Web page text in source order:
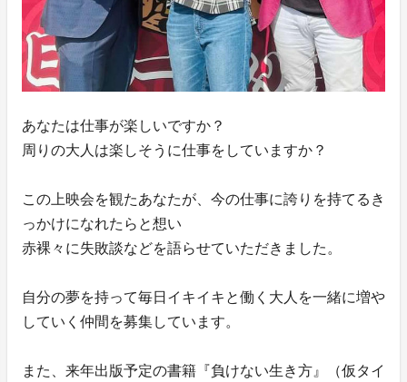
あなたは仕事が楽しいですか？
周りの大人は楽しそうに仕事をしていますか？
この上映会を観たあなたが、今の仕事に誇りを持てるき
っかけになれたらと想い
赤裸々に失敗談などを語らせていただきました。
自分の夢を持って毎日イキイキと働く大人を一緒に増や
していく仲間を募集しています。
また、来年出版予定の書籍『負けない生き方』（仮タイ